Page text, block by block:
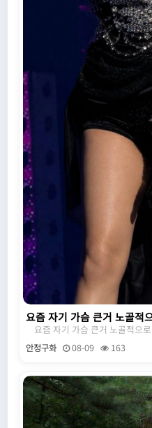
요즘 자기 가슴 큰거 노골적
요즘 자기 가슴 큰거 노골적으
안정구화 08-09 163